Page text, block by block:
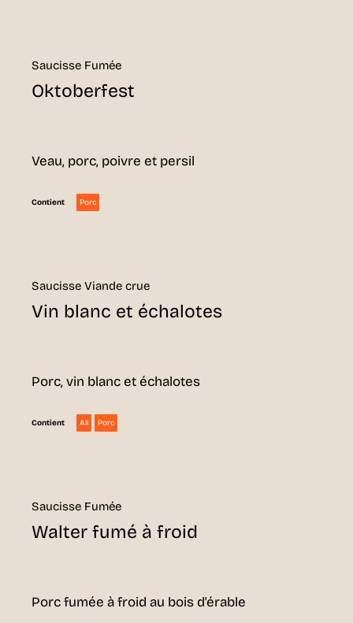
Saucisse Fumée
Oktoberfest
Veau, porc, poivre et persil
Contient Porc
Saucisse Viande crue
Vin blanc et échalotes
Porc, vin blanc et échalotes
Contient Ail Porc
Saucisse Fumée
Walter fumé à froid
Porc fumée à froid au bois d'érable